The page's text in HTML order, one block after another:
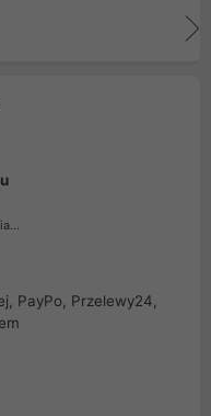
PayPo, Przelewy24,